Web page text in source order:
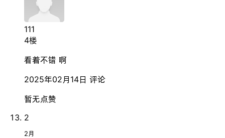
111
4楼
看着不错 啊
2025年02月14日 评论
暂无点赞
2
2月